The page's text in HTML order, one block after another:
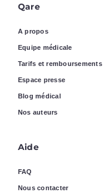
Qare
A propos
Equipe médicale
Tarifs et remboursements
Espace presse
Blog médical
Nos auteurs
Aide
FAQ
Nous contacter